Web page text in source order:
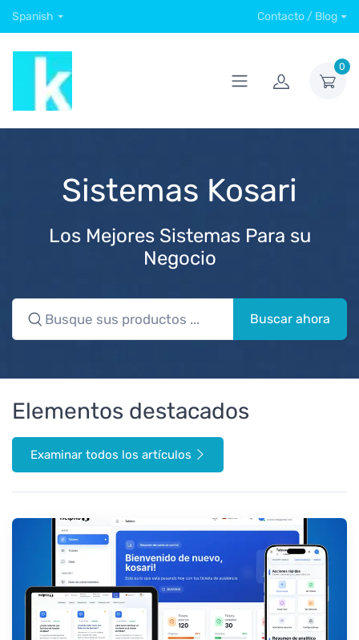
Spanish Contacto / Blog
0
Sistemas Kosari
Los Mejores Sistemas Para su
Negocio
Buscar ahora
Elementos destacados
Examinar todos los artículos